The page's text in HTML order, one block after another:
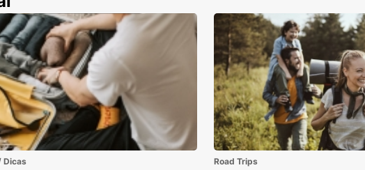
Dicas Road Trips